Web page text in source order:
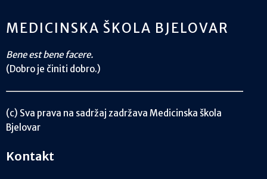
MEDICINSKA ŠKOLA BJELOVAR
Bene est bene facere.
(Dobro je činiti dobro.)
(c) Sva prava na sadržaj zadržava Medicinska škola
Bjelovar
Kontakt